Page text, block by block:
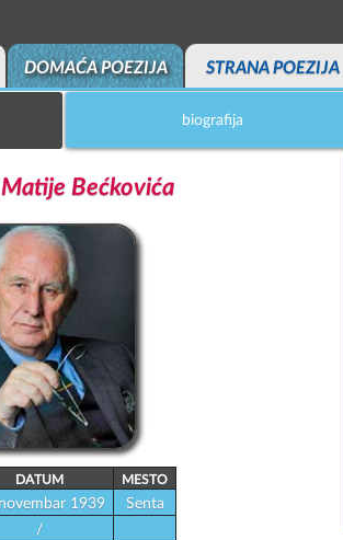
DOMAĆA POEZIJA STRANA POEZIJA
biografija
Bećkovića
DATUM
MESTO
1939 Senta
/